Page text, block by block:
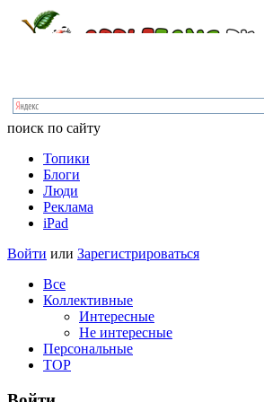
поиск по сайту
Топики
Блоги
Люди
Реклама
iPad
Войти или Зарегистрироваться
Все
Коллективные
Интересные
Не интересные
Персональные
TOP